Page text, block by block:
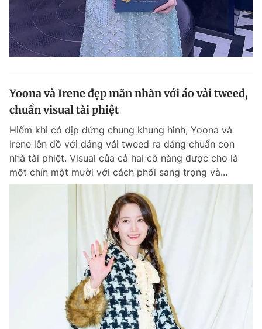
Yoona và Irene đẹp mãn nhãn với áo vải tweed,
chuẩn visual tài phiệt
Hiếm khi có dịp đứng chung khung hình, Yoona và
Irene lên đồ với dáng vải tweed ra dáng chuẩn con
nhà tài phiệt. Visual của cả hai cô nàng được cho là
một chín một mười với cách phối sang trọng và...